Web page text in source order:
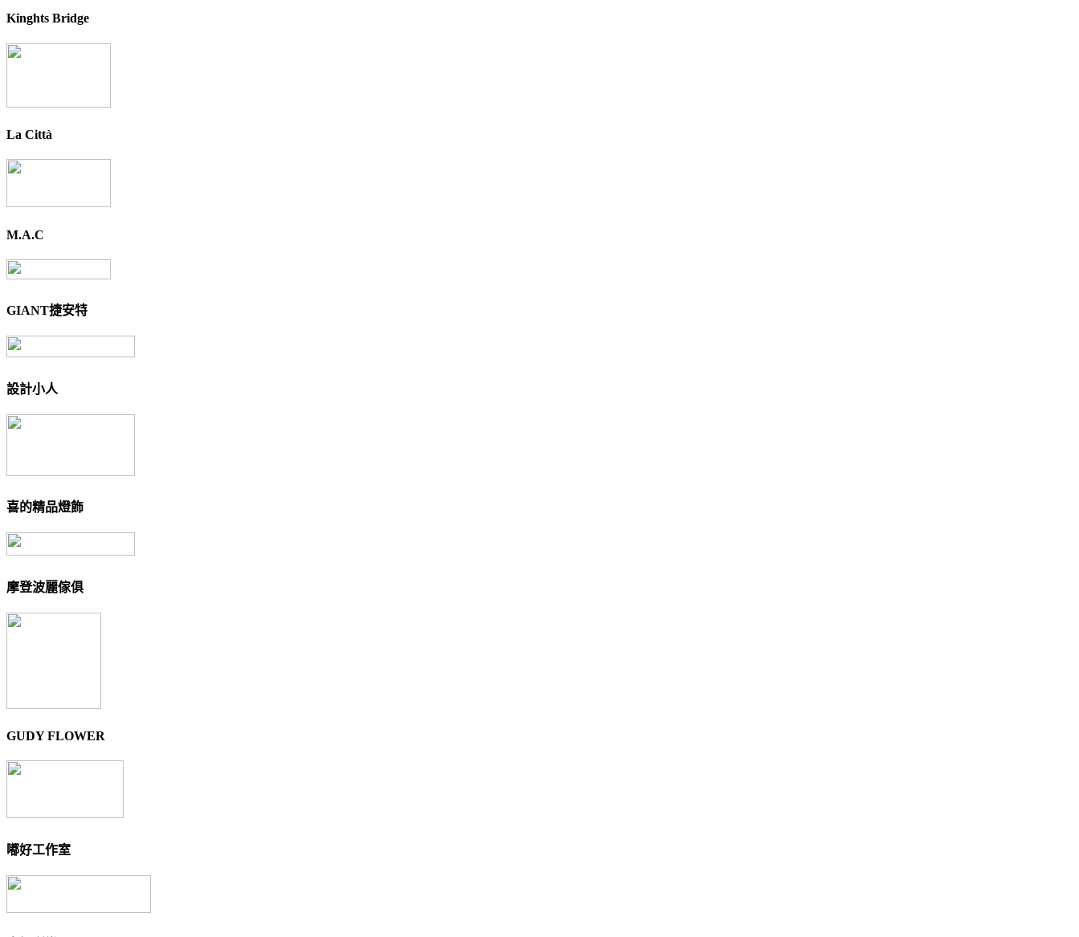
Kinghts Bridge
La Città
M.A.C
GIANT捷安特
設計小人
喜的精品燈飾
摩登波麗傢俱
GUDY FLOWER
嘟好工作室